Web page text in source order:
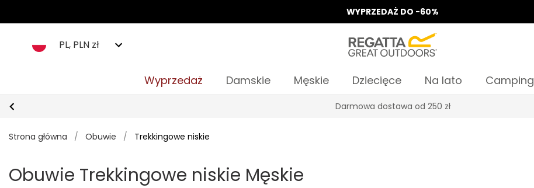
WYPRZEDAŻ DO -60%
PL, PLN zł
Wyprzedaż Damskie Męskie Dziecięce Na lato Camping
Odbierz 15%, za zapis do Newslettera*
Strona główna / Obuwie / Trekkingowe niskie
Obuwie Trekkingowe niskie Męskie